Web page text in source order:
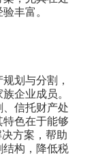
丰富。
划与分割，
企业成员。
信托财产处
色在于能够
方案，帮助
结构，降低税